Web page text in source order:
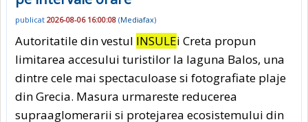
publicat 2026-08-06 16:00:08 (Mediafax)
Autoritatile din vestul INSULEi Creta propun
limitarea accesului turistilor la laguna Balos, una
dintre cele mai spectaculoase si fotografiate plaje
din Grecia. Masura urmareste reducerea
supraaglomerarii si protejarea ecosistemului din